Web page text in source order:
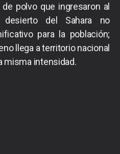
polvo que ingresaron al
del Sahara no
para la población;
llega a territorio nacional
misma intensidad.